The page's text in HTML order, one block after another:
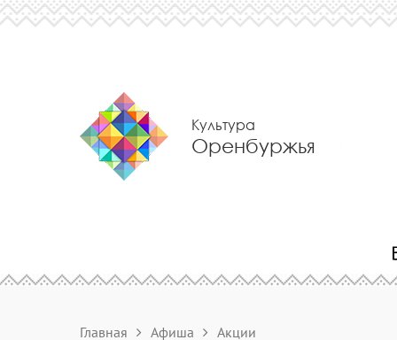
Культура
Оренбуржья
Главная Афиша Акции